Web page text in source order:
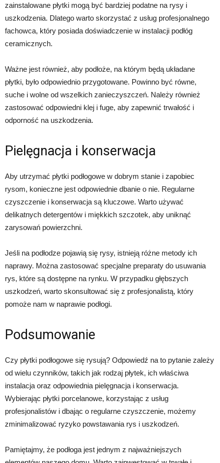
zainstalowane płytki mogą być bardziej podatne na rysy i
uszkodzenia. Dlatego warto skorzystać z usług profesjonalnego
fachowca, który posiada doświadczenie w instalacji podłóg
ceramicznych.
Ważne jest również, aby podłoże, na którym będą układane
płytki, było odpowiednio przygotowane. Powinno być równe,
suche i wolne od wszelkich zanieczyszczeń. Należy również
zastosować odpowiedni klej i fuge, aby zapewnić trwałość i
odporność na uszkodzenia.
Pielęgnacja i konserwacja
Aby utrzymać płytki podłogowe w dobrym stanie i zapobiec
rysom, konieczne jest odpowiednie dbanie o nie. Regularne
czyszczenie i konserwacja są kluczowe. Warto używać
delikatnych detergentów i miękkich szczotek, aby uniknąć
zarysowań powierzchni.
Jeśli na podłodze pojawią się rysy, istnieją różne metody ich
naprawy. Można zastosować specjalne preparaty do usuwania
rys, które są dostępne na rynku. W przypadku głębszych
uszkodzeń, warto skonsultować się z profesjonalistą, który
pomoże nam w naprawie podłogi.
Podsumowanie
Czy płytki podłogowe się rysują? Odpowiedź na to pytanie zależy
od wielu czynników, takich jak rodzaj płytek, ich właściwa
instalacja oraz odpowiednia pielęgnacja i konserwacja.
Wybierając płytki porcelanowe, korzystając z usług
profesjonalistów i dbając o regularne czyszczenie, możemy
zminimalizować ryzyko powstawania rys i uszkodzeń.
Pamiętajmy, że podłoga jest jednym z najważniejszych